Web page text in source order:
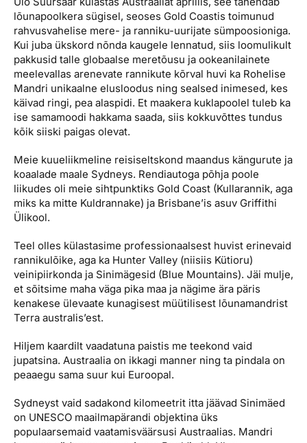
Reisitarvete e-pood
Airalo eSIM
Reisija meelespea
Kuldkaart
Platinum Club
Püsisoodustused
Boonuspunktid
Meist
Ettevõttest, kontaktid, reisikonsultandi teenus, tule
tööle, uudised...
Ettevõttest
Kontaktid
Reisikonsultandi teenus
Tule tööle
Uudised
lõunapoolkera sügisel, seoses Gold Coastis toimunud
rahvusvahelise mere- ja ranniku-uurijate sümpoosioniga.
Kui juba ükskord nõnda kaugele lennatud, siis loomulikult
pakkusid talle globaalse meretõusu ja ookeanilainete
meelevallas arenevate rannikute kõrval huvi ka Rohelise
Mandri unikaalne elusloodus ning sealsed inimesed, kes
käivad ringi, pea alaspidi. Et maakera kuklapoolel tuleb ka
ise samamoodi hakkama saada, siis kokkuvõttes tundus
kõik siiski paigas olevat.
Meie kuueliikmeline reisiseltskond maandus kängurute ja
koaalade maale Sydneys. Rendiautoga põhja poole
liikudes oli meie sihtpunktiks Gold Coast (Kullarannik, aga
miks ka mitte Kuldrannake) ja Brisbane’is asuv Griffithi
Ülikool.
Teel olles külastasime professionaalsest huvist erinevaid
rannikulõike, aga ka Hunter Valley (niisiis Kütioru)
veinipiirkonda ja Sinimägesid (Blue Mountains). Jäi mulje,
et sõitsime maha väga pika maa ja nägime ära päris
kenakese ülevaate kunagisest müütilisest lõunamandrist
Terra australis’est.
Hiljem kaardilt vaadatuna paistis me teekond vaid
jupatsina. Austraalia on ikkagi manner ning ta pindala on
peaaegu sama suur kui Euroopal.
Sydneyst vaid sadakond kilomeetrit itta jäävad Sinimäed
on UNESCO maailmapärandi objektina üks
populaarsemaid vaatamisväärsusi Austraalias. Mandri